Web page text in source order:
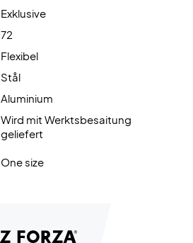
Exklusive
72
Flexibel
Stål
Aluminium
Wird mit Werktsbesaitung
geliefert
One size